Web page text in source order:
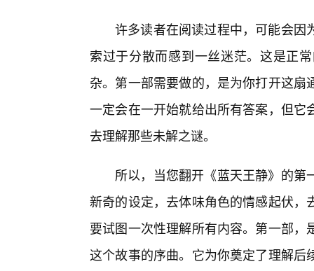
许多读者在阅读过程中，可能会因
索过于分散而感到一丝迷茫。这是正
杂。第一部需要做的，是为你打开这
一定会在一开始就给出所有答案，但
去理解那些未解之谜。
所以，当您翻开《蓝天王静》的
新奇的设定，去体味角色的情感起伏
要试图一次性理解所有内容。第一部
这个故事的序曲。它为你奠定了理解